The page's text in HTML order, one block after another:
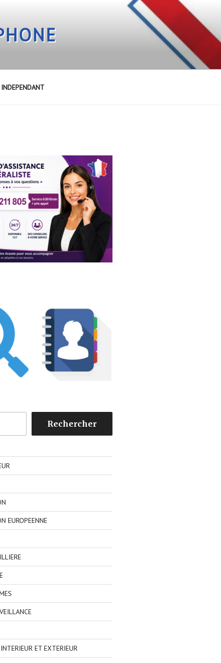
Rechercher
EUROPEENNE
ET EXTERIEUR